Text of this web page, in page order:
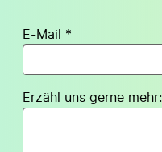
E-Mail *
Erzähl uns gerne mehr: